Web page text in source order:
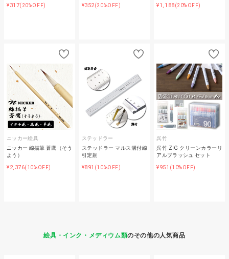
¥317(20%OFF) ¥352(20%OFF) ¥1,188(20%OFF)
ニッカー絵具
ニッカー 線描筆 蒼鷹（そう
よう）
¥2,376(10%OFF)
ステッドラー
ステッドラー マルス溝付線
引定規
¥891 (10%OFF)
呉竹
呉竹 ZIG クリーンカラーリ
アルブラッシュ セット
¥951 (10%OFF)
絵具・インク・メディウム類のその他の人気商品